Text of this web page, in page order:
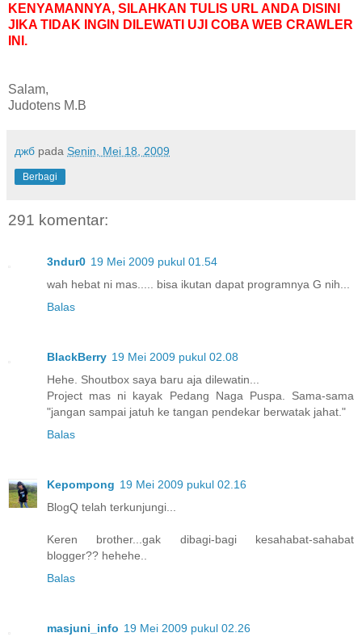
KENYAMANNYA, SILAHKAN TULIS URL ANDA DISINI
JIKA TIDAK INGIN DILEWATI UJI COBA WEB CRAWLER
INI.
Salam,
Judotens M.B
джб pada Senin, Mei 18, 2009
Berbagi
291 komentar:
3ndur0 19 Mei 2009 pukul 01.54
wah hebat ni mas..... bisa ikutan dapat programnya G nih...
Balas
BlackBerry 19 Mei 2009 pukul 02.08
Hehe. Shoutbox saya baru aja dilewatin...
Project mas ni kayak Pedang Naga Puspa. Sama-sama
"jangan sampai jatuh ke tangan pendekar berwatak jahat."
Balas
Kepompong 19 Mei 2009 pukul 02.16
BlogQ telah terkunjungi...
Keren brother...gak dibagi-bagi kesahabat-sahabat
blogger?? hehehe..
Balas
masjuni_info 19 Mei 2009 pukul 02.26